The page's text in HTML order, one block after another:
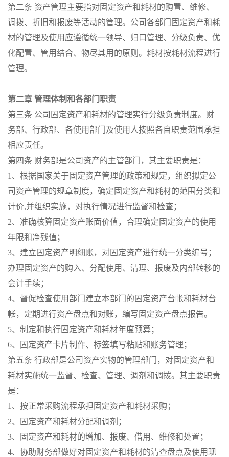
第二条 资产管理主要指对固定资产和耗材的购置、维修、
调拨、折旧和报废等活动的管理。公司各部门固定资产和耗
材的管理及使用应遵循统一领导、归口管理、分级负责、优
化配置、管用结合、物尽其用的原则。耗材按耗材流程进行
管理。
第二章 管理体制和各部门职责
第三条 公司固定资产和耗材的管理实行分级负责制度。财
务部、行政部、各使用部门及使用人按照各自职责范围承担
相应责任。
第四条 财务部是公司资产的主管部门，其主要职责是：
1、根据国家关于固定资产管理的政策和规定，组织拟定公
司资产管理的规章制度，确定固定资产和耗材的范围分类和
计价,并组织实施，对执行情况进行监督和检查；
2、准确核算固定资产账面价值，合理确定固定资产的使用
年限和净残值；
3、建立固定资产明细账，对固定资产进行统一分类编号；
办理固定资产的购入、分配使用、清理、报废及内部转移的
会计手续；
4、督促检查使用部门建立本部门的固定资产台帐和耗材台
帐，定期进行资产盘点和对账，编写固定资产盘点报告。
5、制定和执行固定资产和耗材年度预算；
6、固定资产卡片制作、标签填写粘贴和账务管理；
第五条 行政部是公司资产实物的管理部门，对固定资产和
耗材实施统一监督、检查、管理、调剂和调拨。其主要职责
是：
1、按正常采购流程承担固定资产和耗材采购；
2、固定资产和耗材分配和调剂；
3、固定资产和耗材的增加、报废、借用、维修和处置；
4、协助财务部做好对固定资产和耗材的清查盘点及使用现